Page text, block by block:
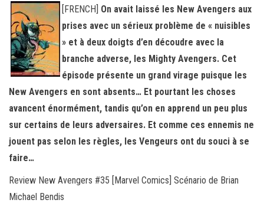
[FRENCH] On avait laissé les New Avengers aux
prises avec un sérieux problème de « nuisibles
» et à deux doigts d’en découdre avec la
branche adverse, les Mighty Avengers. Cet
épisode présente un grand virage puisque les
New Avengers en sont absents… Et pourtant les choses
avancent énormément, tandis qu’on en apprend un peu plus
sur certains de leurs adversaires. Et comme ces ennemis ne
jouent pas selon les règles, les Vengeurs ont du souci à se
faire…
Review New Avengers #35 [Marvel Comics] Scénario de Brian
Michael Bendis